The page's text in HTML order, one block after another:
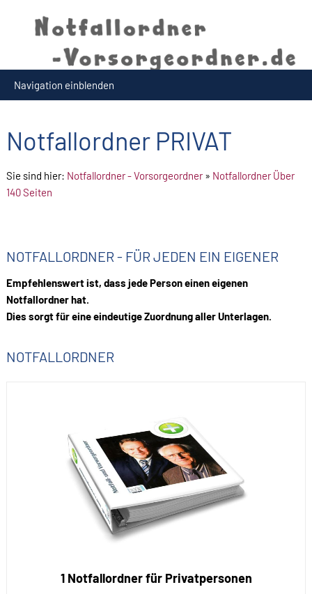
Navigation einblenden
Notfallordner PRIVAT
Sie sind hier: Notfallordner - Vorsorgeordner» Notfallordner Über
140 Seiten
NOTFALLORDNER - FÜR JEDEN EIN EIGENER
Empfehlenswert ist, dass jede Person einen eigenen
Notfallordner hat.
Dies sorgt für eine eindeutige Zuordnung aller Unterlagen.
NOTFALLORDNER
1 Notfallordner für Privatpersonen